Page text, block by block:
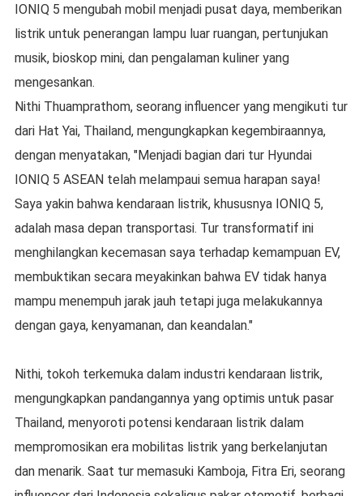
IONIQ 5 mengubah mobil menjadi pusat daya, memberikan
listrik untuk penerangan lampu luar ruangan, pertunjukan
musik, bioskop mini, dan pengalaman kuliner yang
mengesankan.
Nithi Thuamprathom, seorang influencer yang mengikuti tur
dari Hat Yai, Thailand, mengungkapkan kegembiraannya,
dengan menyatakan, "Menjadi bagian dari tur Hyundai
IONIQ 5 ASEAN telah melampaui semua harapan saya!
Saya yakin bahwa kendaraan listrik, khususnya IONIQ 5,
adalah masa depan transportasi. Tur transformatif ini
menghilangkan kecemasan saya terhadap kemampuan EV,
membuktikan secara meyakinkan bahwa EV tidak hanya
mampu menempuh jarak jauh tetapi juga melakukannya
dengan gaya, kenyamanan, dan keandalan."
Nithi, tokoh terkemuka dalam industri kendaraan listrik,
mengungkapkan pandangannya yang optimis untuk pasar
Thailand, menyoroti potensi kendaraan listrik dalam
mempromosikan era mobilitas listrik yang berkelanjutan
dan menarik. Saat tur memasuki Kamboja, Fitra Eri, seorang